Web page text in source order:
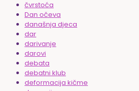
čvrstoća
Dan očeva
današnja djeca
dar
darivanje
darovi
debata
debatni klub
deformacija kičme